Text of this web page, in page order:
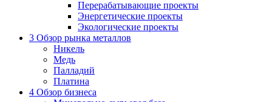
Перерабатывающие проекты
Энергетические проекты
Экологические проекты
3 Обзор рынка металлов
Никель
Медь
Палладий
Платина
4 Обзор бизнеса